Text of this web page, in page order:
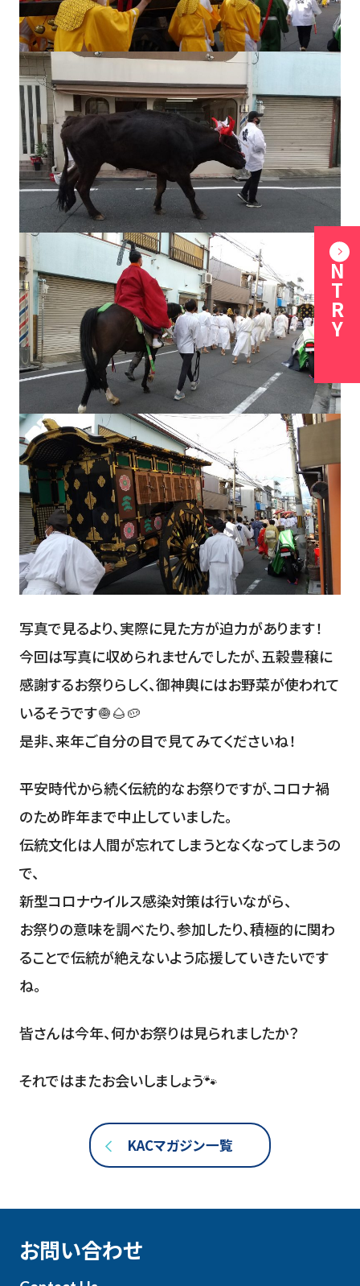
写真で見るより、実際に見た方が迫力があります！
今回は写真に収められませんでしたが、五穀豊穣に
感謝するお祭りらしく、御神輿にはお野菜が使われて
いるそうです🧅🌰🥔
是非、来年ご自分の目で見てみてくださいね！
平安時代から続く伝統的なお祭りですが、コロナ禍
のため昨年まで中止していました。
伝統文化は人間が忘れてしまうとなくなってしまうの
で、
新型コロナウイルス感染対策は行いながら、
お祭りの意味を調べたり、参加したり、積極的に関わ
ることで伝統が絶えないよう応援していきたいです
ね。
皆さんは今年、何かお祭りは見られましたか？
それではまたお会いしましょう🐾
KACマガジン一覧
ENTRY
お問い合わせ